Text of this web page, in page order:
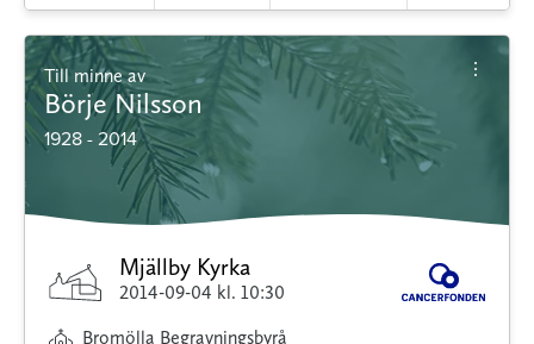
Till minne av
Börje Nilsson
1928 - 2014
Mjällby Kyrka
2014-09-04 kl. 10:30
Bromölla Begravningsbyrå